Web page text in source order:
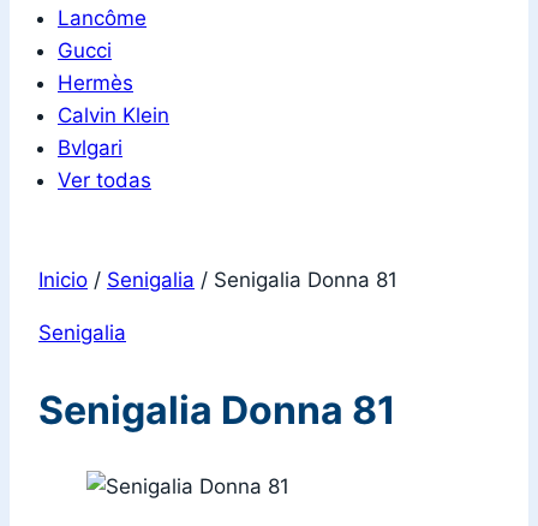
Lancôme
Gucci
Hermès
Calvin Klein
Bvlgari
Ver todas
Inicio / Senigalia / Senigalia Donna 81
Senigalia
Senigalia Donna 81